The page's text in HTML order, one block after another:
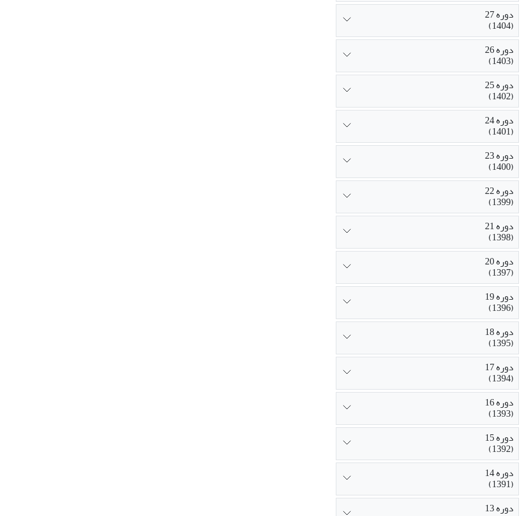
دوره 27
(1404)
دوره 26
(1403)
دوره 25
(1402)
دوره 24
(1401)
دوره 23
(1400)
دوره 22
(1399)
دوره 21
(1398)
دوره 20
(1397)
دوره 19
(1396)
دوره 18
(1395)
دوره 17
(1394)
دوره 16
(1393)
دوره 15
(1392)
دوره 14
(1391)
دوره 13